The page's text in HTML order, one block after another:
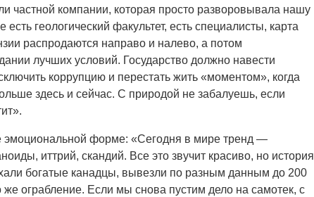
частной компании, которая просто разворовывала нашу
геологический факультет, есть специалисты, карта
распродаются направо и налево, а потом
лучших условий. Государство должно навести
коррупцию и перестать жить «моментом», когда
здесь и сейчас. С природой не забалуешь, если
эмоциональной форме: «Сегодня в мире тренд —
иттрий, скандий. Все это звучит красиво, но история
богатые канадцы, вывезли по разным данным до 200
ограбление. Если мы снова пустим дело на самотек, с